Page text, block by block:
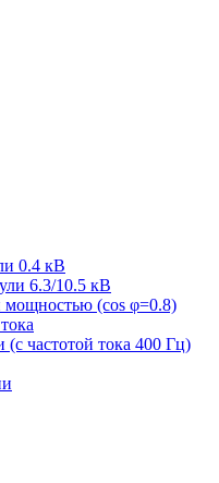
0.4 кВ
6.3/10.5 кВ
мощностью (cos φ=0.8)
частотой тока 400 Гц)